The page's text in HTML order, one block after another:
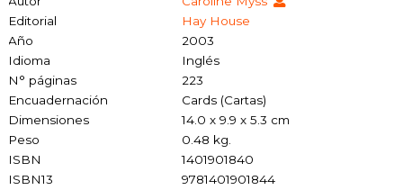
Editorial
Hay House
Año
2003
Idioma
Inglés
N° páginas
223
Encuadernación
Cards (Cartas)
Dimensiones
14.0 x 9.9 x 5.3 cm
Peso
0.48 kg.
ISBN
1401901840
ISBN13
9781401901844